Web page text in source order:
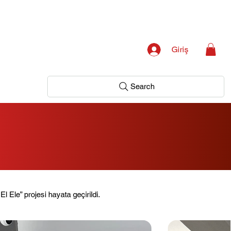
Giriş
Search
El Ele” projesi hayata geçirildi.